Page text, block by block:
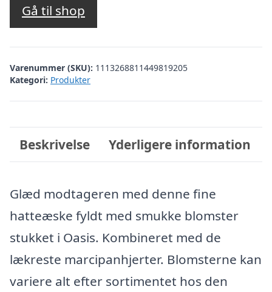
Gå til shop
Varenummer (SKU): 1113268811449819205
Kategori: Produkter
Beskrivelse Yderligere information
Glæd modtageren med denne fine
hatteæske fyldt med smukke blomster
stukket i Oasis. Kombineret med de
lækreste marcipanhjerter. Blomsterne kan
variere alt efter sortimentet hos den